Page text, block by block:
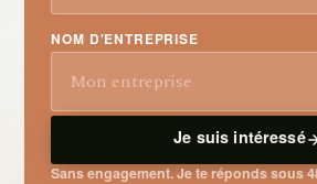
NOM D'ENTREPRISE
Je suis intéressé
Sans engagement. Je te réponds sous